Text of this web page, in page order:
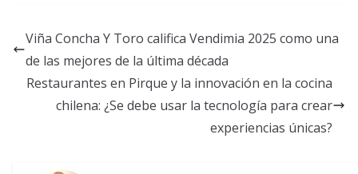
Viña Concha Y Toro califica Vendimia 2025 como una
de las mejores de la última década
Restaurantes en Pirque y la innovación en la cocina
chilena: ¿Se debe usar la tecnología para crear
experiencias únicas?